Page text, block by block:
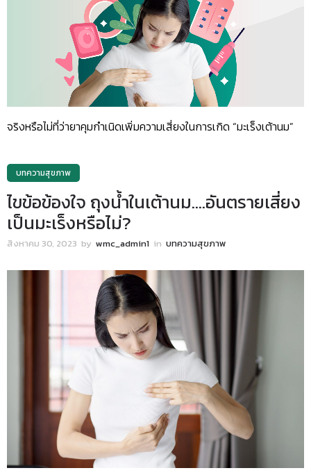
จริงหรือไม่ที่ว่ายาคุมกำเนิดเพิ่มความเสี่ยงในการเกิด “มะเร็งเต้านม”
บทความสุขภาพ
ไขข้อข้องใจ ถุงน้ำในเต้านม….อันตรายเสี่ยง
เป็นมะเร็งหรือไม่?
สิงหาคม 30, 2023 by wmc_admin1 in บทความสุขภาพ